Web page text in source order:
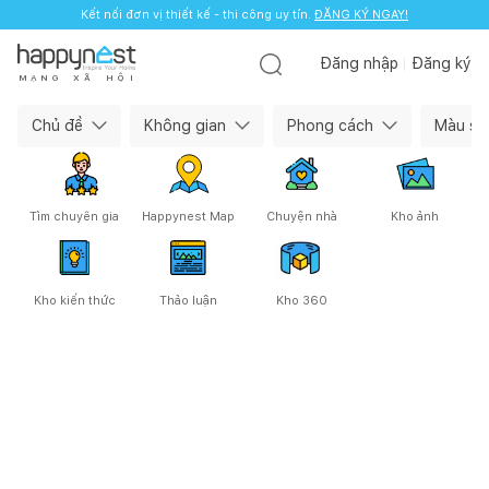
Kết nối đơn vị thiết kế - thi công uy tín. ĐĂNG KÝ NGAY!
M Ạ N G X Ã H Ộ I
Đăng nhập Đăng ký
Happynest — Cộng đồng làm nhà
Chủ đề Không gian Phong cách Màu
Tìm chuyên gia Happynest Map Chuyện nhà Kho ảnh
Kho kiến thức Thảo luận Kho 360